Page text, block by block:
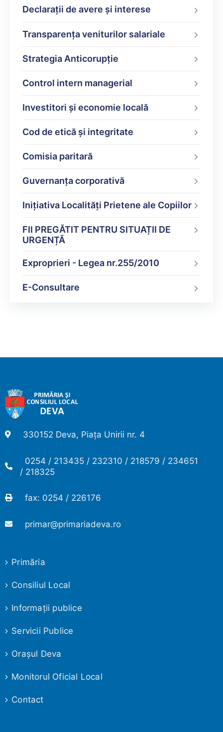
Declarații de avere şi interese
Transparența veniturilor salariale
Strategia Anticorupție
Control intern managerial
Investitori și economie locală
Cod de etică și integritate
Comisia paritară
Guvernanța corporativă
Inițiativa Localități Prietene ale Copiilor
FII PREGĂTIT PENTRU SITUAȚII DE
URGENȚĂ
Exproprieri - Legea nr.255/2010
E-Consultare
330152 Deva, Piața Unirii nr. 4
0254 / 213435 / 232310 / 218579 / 234651
/ 218325
fax: 0254 / 226176
primar@primariadeva.ro
Primăria
Consiliul Local
Informaţii publice
Servicii Publice
Oraşul Deva
Monitorul Oficial Local
Contact